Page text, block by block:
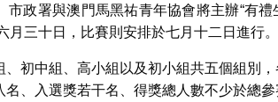
市政署與澳門馬黑祐青年協會將主辦“有
月三十日，比賽則安排於七月十二日進行。
、初中組、高小組以及初小組共五個組別
、入選獎若干名、得獎總人數不少於總